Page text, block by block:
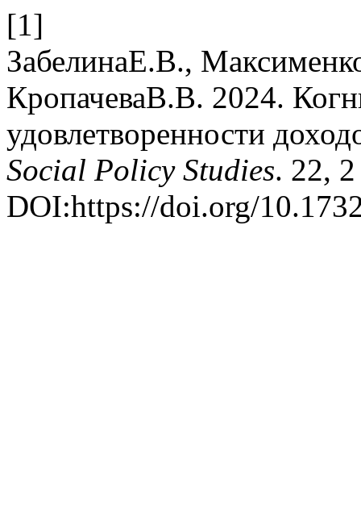
[1]
ЗабелинаЕ.В.,
КропачеваВ.В. 2024.
удовлетворенности
Social Policy Studies. 22,
DOI:https://doi.org/